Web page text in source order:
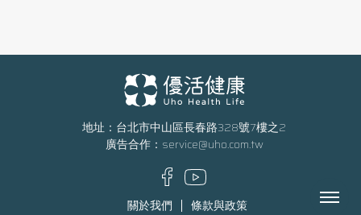
出現腦部海馬迴萎縮情形，當出現空洞萎縮，就顯示腦部功能已退
化，記憶力將大不如前，海馬迴愈空洞愈嚴重。涂敏謙進一步說
明，阿茲海默症病患症狀表現包括行為異常、精神症狀、智能退
治療，除了藥物可以延緩症狀之外，家屬的關心，增加人群參與，
謙表示，台灣老年人口急遽倍增，失智症人口也隨之增加，年紀愈
大比例愈高。保健之道是多動腦、多運動，最好採地中海飲食，多
地址：台北市中山區長春路328號7樓之2
廣告合作： service@uho.com.tw
關於我們 條款與政策 Menu